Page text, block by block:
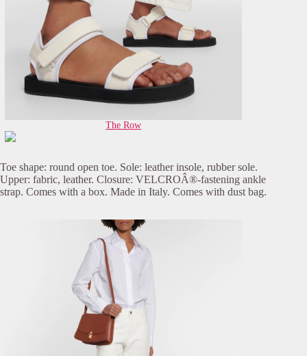
The Row
Toe shape: round open toe. Sole: leather insole, rubber sole.
Upper: fabric, leather. Closure: VELCROÂ®-fastening ankle
strap. Comes with a box. Made in Italy. Comes with dust bag.